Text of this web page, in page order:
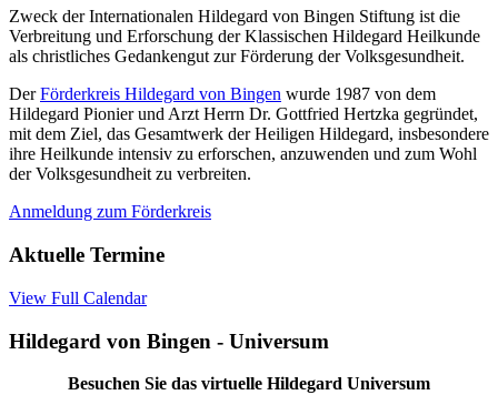
Zweck der Internationalen Hildegard von Bingen Stiftung ist die
Verbreitung und Erforschung der Klassischen Hildegard Heilkunde
als christliches Gedankengut zur Förderung der Volksgesundheit.
DerFörderkreis Hildegard von Bingen wurde 1987 von dem
Hildegard Pionier und Arzt Herrn Dr. Gottfried Hertzka gegründet,
mit dem Ziel, das Gesamtwerk der Heiligen Hildegard, insbesondere
ihre Heilkunde intensiv zu erforschen, anzuwenden und zum Wohl
der Volksgesundheit zu verbreiten.
Anmeldung zum Förderkreis
Aktuelle Termine
View Full Calendar
Hildegard von Bingen - Universum
Besuchen Sie das virtuelle Hildegard Universum